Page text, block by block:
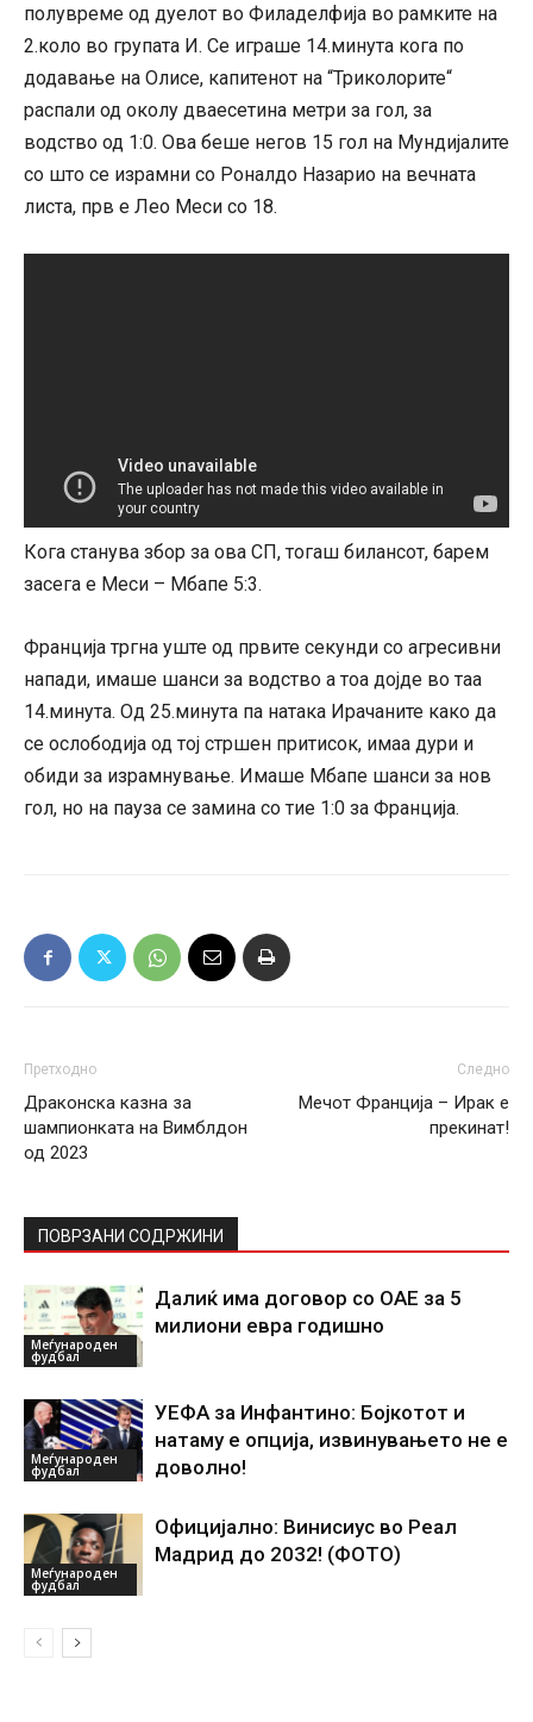
полувреме од дуелот во Филаделфија во рамките на
2.коло во групата И. Се играше 14.минута кога по
додавање на Олисе, капитенот на “Триколорите“
распали од околу дваесетина метри за гол, за
водство од 1:0. Ова беше негов 15 гол на Мундијалите
со што се израмни со Роналдо Назарио на вечната
листа, прв е Лео Меси со 18.
Кога станува збор за ова СП, тогаш билансот, барем
засега е Меси – Мбапе 5:3.
Франција тргна уште од првите секунди со агресивни
напади, имаше шанси за водство а тоа дојде во таа
14.минута. Од 25.минута па натака Ирачаните како да
се ослободија од тој стршен притисок, имаа дури и
обиди за израмнување. Имаше Мбапе шанси за нов
гол, но на пауза се замина со тие 1:0 за Франција.
Претходно
Драконска казна за
шампионката на Вимблдон
од 2023
Следно
Мечот Франција – Ирак е
прекинат!
ПОВРЗАНИ СОДРЖИНИ
Меѓународен
фудбал
Далиќ има договор со ОАЕ за 5
милиони евра годишно
Меѓународен
фудбал
УЕФА за Инфантино: Бојкотот и
натаму е опција, извинувањето не е
доволно!
Меѓународен
фудбал
Официјално: Винисиус во Реал
Мадрид до 2032! (ФОТО)